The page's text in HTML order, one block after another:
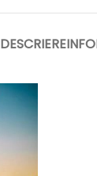
DESCRIERE